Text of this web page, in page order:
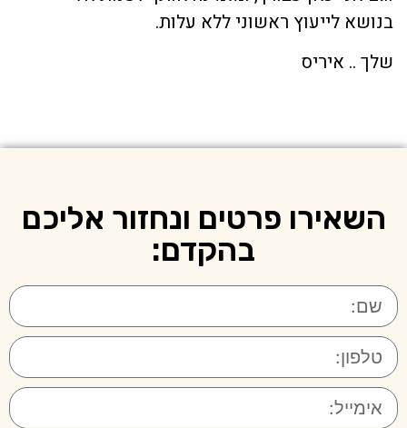
בנושא לייעוץ ראשוני ללא עלות.
שלך .. איריס
השאירו פרטים ונחזור אליכם
בהקדם: